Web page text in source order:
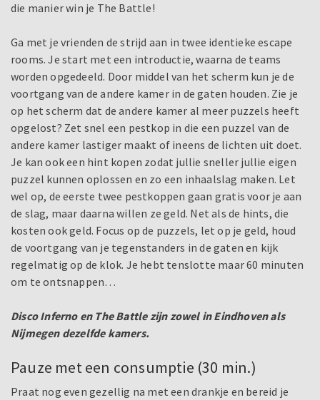
die manier win je The Battle!
Ga met je vrienden de strijd aan in twee identieke escape
rooms. Je start met een introductie, waarna de teams
worden opgedeeld. Door middel van het scherm kun je de
voortgang van de andere kamer in de gaten houden. Zie je
op het scherm dat de andere kamer al meer puzzels heeft
opgelost? Zet snel een pestkop in die een puzzel van de
andere kamer lastiger maakt of ineens de lichten uit doet.
Je kan ook een hint kopen zodat jullie sneller jullie eigen
puzzel kunnen oplossen en zo een inhaalslag maken. Let
wel op, de eerste twee pestkoppen gaan gratis voor je aan
de slag, maar daarna willen ze geld. Net als de hints, die
kosten ook geld. Focus op de puzzels, let op je geld, houd
de voortgang van je tegenstanders in de gaten en kijk
regelmatig op de klok. Je hebt tenslotte maar 60 minuten
om te ontsnappen…
Disco Inferno en The Battle zijn zowel in Eindhoven als
Nijmegen dezelfde kamers.
Pauze met een consumptie (30 min.)
Praat nog even gezellig na met een drankje en bereid je